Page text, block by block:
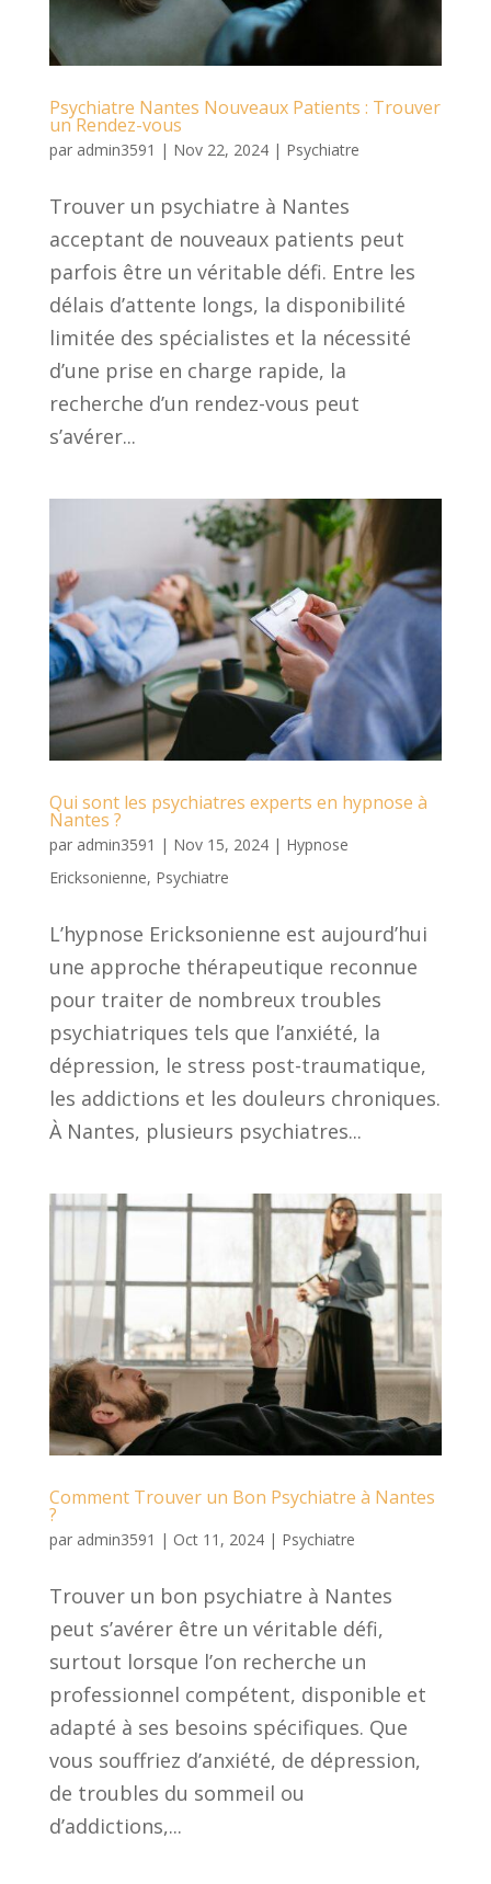
Psychiatre Nantes Nouveaux Patients : Trouver
un Rendez-vous
par admin3591 | Nov 22, 2024| Psychiatre
Trouver un psychiatre à Nantes
acceptant de nouveaux patients peut
parfois être un véritable défi. Entre les
délais d’attente longs, la disponibilité
limitée des spécialistes et la nécessité
d’une prise en charge rapide, la
recherche d’un rendez-vous peut
s’avérer...
Qui sont les psychiatres experts en hypnose à
Nantes ?
par admin3591 | Nov 15, 2024| Hypnose
Ericksonienne, Psychiatre
L’hypnose Ericksonienne est aujourd’hui
une approche thérapeutique reconnue
pour traiter de nombreux troubles
psychiatriques tels que l’anxiété, la
dépression, le stress post-traumatique,
les addictions et les douleurs chroniques.
À Nantes, plusieurs psychiatres...
Comment Trouver un Bon Psychiatre à Nantes
?
par admin3591 | Oct 11, 2024| Psychiatre
Trouver un bon psychiatre à Nantes
peut s’avérer être un véritable défi,
surtout lorsque l’on recherche un
professionnel compétent, disponible et
adapté à ses besoins spécifiques. Que
vous souffriez d’anxiété, de dépression,
de troubles du sommeil ou
d’addictions,...